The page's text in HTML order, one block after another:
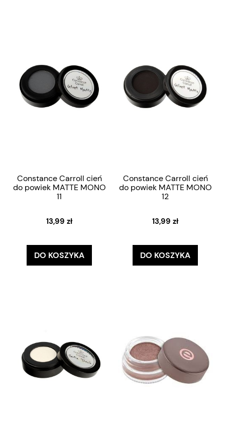
Constance Carroll cień
do powiek MATTE MONO
11
13,99 zł
DO KOSZYKA
Constance Carroll cień
do powiek MATTE MONO
12
13,99 zł
DO KOSZYKA